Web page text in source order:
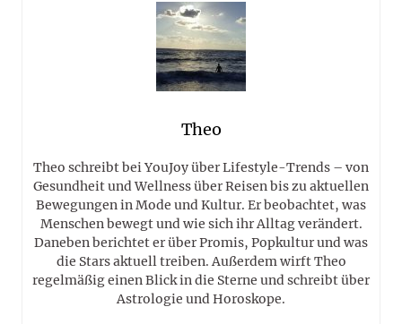
Theo
Theo schreibt bei YouJoy über Lifestyle-Trends – von
Gesundheit und Wellness über Reisen bis zu aktuellen
Bewegungen in Mode und Kultur. Er beobachtet, was
Menschen bewegt und wie sich ihr Alltag verändert.
Daneben berichtet er über Promis, Popkultur und was
die Stars aktuell treiben. Außerdem wirft Theo
regelmäßig einen Blick in die Sterne und schreibt über
Astrologie und Horoskope.